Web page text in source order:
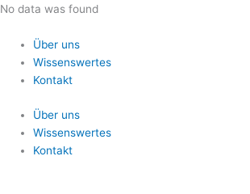
Zum
springen
No data was found
Über uns
Wissenswertes
Kontakt
Über uns
Wissenswertes
Kontakt